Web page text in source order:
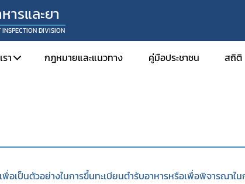
ารและยา
DIVISION
า
ศน์และพันธกิจ
ด็นยุทธศาสตร์
กฎหมายและแนวทาง คู่มือประชาชน สถิติ
ระสงค์อื่น
พื่อเป็นตัวอย่างในการขึ้นทะเบียนตำรับอาหารหรือเพื่อพิจารณาใน